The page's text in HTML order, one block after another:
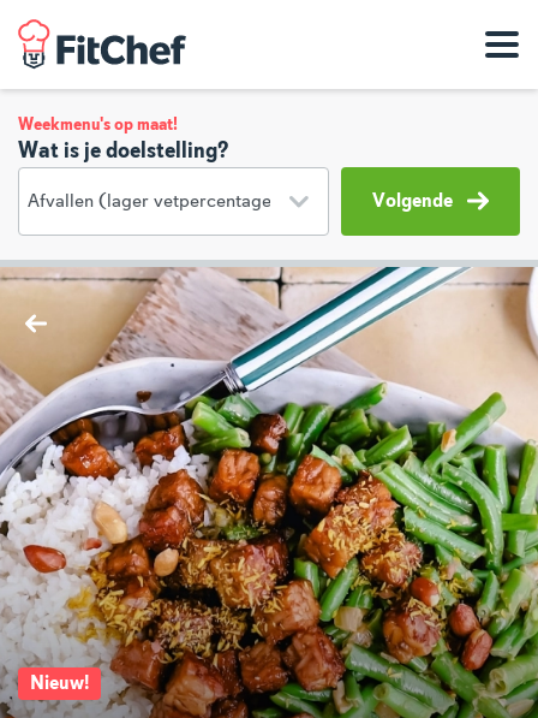
Weekmenu's op maat!
Wat is je doelstelling?
Volgende
Nieuw!